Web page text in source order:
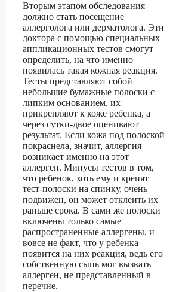
Вторым этапом обследования
должно стать посещение
аллерголога или дерматолога. Эти
доктора с помощью специальных
аппликационных тестов смогут
определить, на что именно
появилась такая кожная реакция.
Тесты представляют собой
небольшие бумажные полоски с
липким основанием, их
прикрепляют к коже ребенка, а
через сутки-двое оценивают
результат. Если кожа под полоской
покраснела, значит, аллергия
возникает именно на этот
аллерген. Минусы тестов в том,
что ребенок, хоть ему и крепят
тест-полоски на спинку, очень
подвижен, он может отклеить их
раньше срока. В сами же полоски
включены только самые
распространенные аллергены, и
вовсе не факт, что у ребенка
появится на них реакция, ведь его
собственную сыпь мог вызвать
аллерген, не представленный в
перечне.